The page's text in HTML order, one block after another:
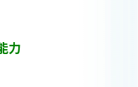
力